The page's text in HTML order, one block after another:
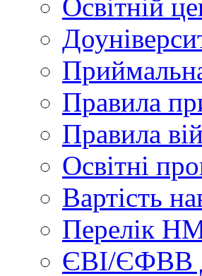
Освітній
Правила
Правила
Освітні
Вартість
Перелік
ЄВІ/ЄФВВ